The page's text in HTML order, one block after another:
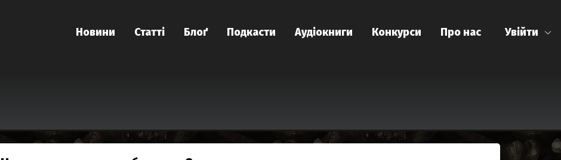
Увійти
Новини Статті Блоґ Подкасти Аудіокниги Конкурси Про нас